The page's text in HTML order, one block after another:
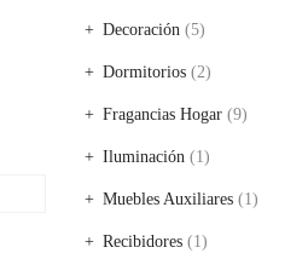
Decoración(5)
Dormitorios(2)
Fragancias Hogar(9)
Iluminación(1)
Muebles Auxiliares(1)
Recibidores(1)